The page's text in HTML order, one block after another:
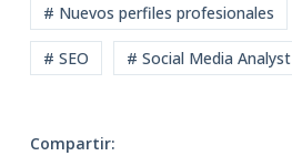
# Nuevos perfiles profesionales
# SEO # Social Media Analyst
Compartir: